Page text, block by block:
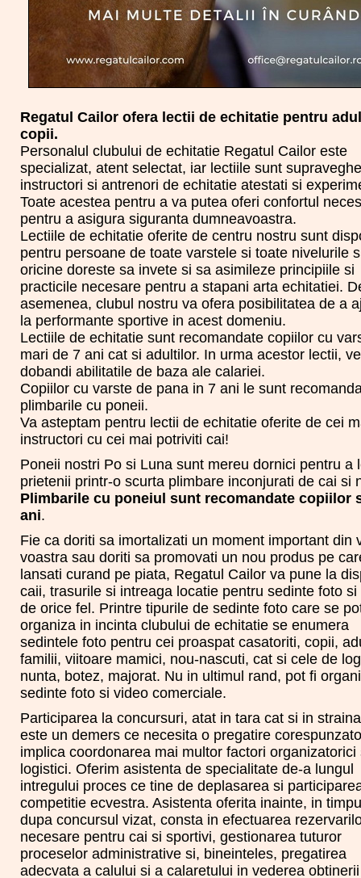
Regatul Cailor ofera lectii de echitatie pentru
copii.
Personalul clubului de echitatie Regatul Cailor este
specializat, atent selectat, iar lectiile sunt
instructori si antrenori de echitatie atestati si
Toate acestea pentru a va putea oferi confortul
pentru a asigura siguranta dumneavoastra.
Lectiile de echitatie oferite de centru nostru sunt
pentru persoane de toate varstele si toate nivelurile
oricine doreste sa invete si sa asimileze principiile si
practicile necesare pentru a stapani arta echitatiei.
asemenea, clubul nostru va ofera posibilitatea de a
la performante sportive in acest domeniu.
Lectiile de echitatie sunt recomandate copiilor cu
mari de 7 ani cat si adultilor. In urma acestor lectii,
dobandi abilitatile de baza ale calariei.
Copiilor cu varste de pana in 7 ani le sunt
plimbarile cu poneii.
Va asteptam pentru lectii de echitatie oferite de cei
instructori cu cei mai potriviti cai!
Poneii nostri Po si Luna sunt mereu dornici pentru a
prietenii printr-o scurta plimbare inconjurati de cai si
Plimbarile cu poneiul sunt recomandate copiilor
ani.
Fie ca doriti sa imortalizati un moment important din
voastra sau doriti sa promovati un nou produs pe
lansati curand pe piata, Regatul Cailor va pune la
caii, trasurile si intreaga locatie pentru sedinte foto si
de orice fel. Printre tipurile de sedinte foto care se
organiza in incinta clubului de echitatie se enumera
sedintele foto pentru cei proaspat casatoriti, copii,
familii, viitoare mamici, nou-nascuti, cat si cele de
nunta, botez, majorat. Nu in ultimul rand, pot fi
sedinte foto si video comerciale.
Participarea la concursuri, atat in tara cat si in
este un demers ce necesita o pregatire
implica coordonarea mai multor factori organizatorici
logistici. Oferim asistenta de specialitate de-a lungul
intregului proces ce tine de deplasarea si
competitie ecvestra. Asistenta oferita inainte, in
dupa concursul vizat, consta in efectuarea
necesare pentru cai si sportivi, gestionarea tuturor
proceselor administrative si, bineinteles, pregatirea
adecvata a calului si a calaretului in vederea